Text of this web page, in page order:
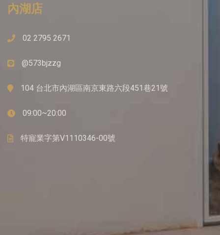
內湖店
02 2795 2671
@573bjzzg
104 台北市內湖區南京東路六段451巷21號
09:00~20:00
特寵業字第V1110346-00號